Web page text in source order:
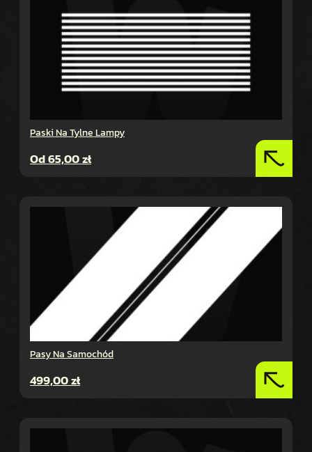
Paski Na Tylne Lampy
Od65,00zł
Pasy Na Samochód
499,00zł